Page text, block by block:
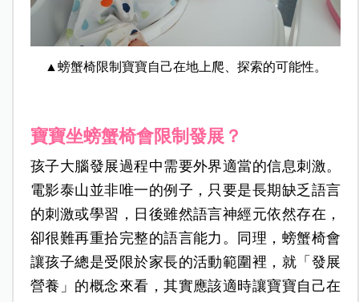
▲螃蟹椅限制寶寶自己在地上爬、探索的可能性。
寶寶坐螃蟹椅會限制發展？
孩子大腦發展過程中需要外界適當的信息刺激。
電影泰山並非唯一的例子，只要是長期缺乏語言
的刺激或學習，日後雖然語言神經元依然存在，
卻很難再重拾完整的語言能力。同理，螃蟹椅會
讓孩子總是受限於家長的活動範圍裡，就「發展
營養」的概念來看，其實應該適時讓寶寶自己在